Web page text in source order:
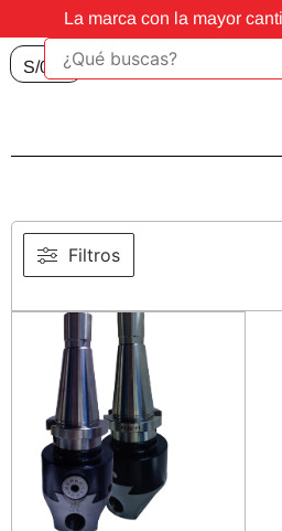
La marca con la mayor
S/0.00
Filtros